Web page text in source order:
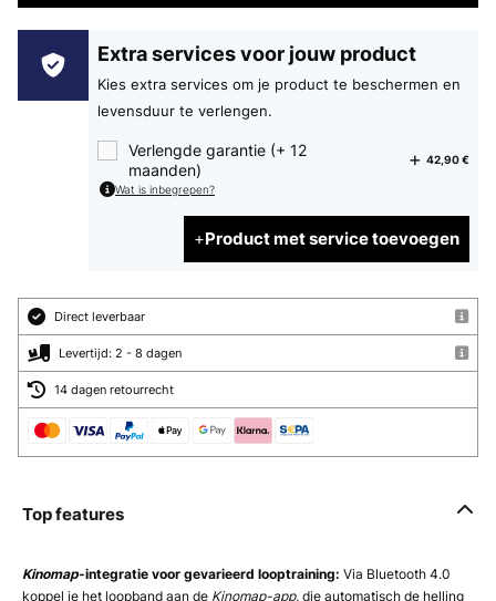
Extra services voor jouw product
Kies extra services om je product te beschermen en
levensduur te verlengen.
Verlengde garantie (+ 12
maanden)
42,90 €
Wat is inbegrepen?
Product met service toevoegen
Direct leverbaar
Levertijd: 2 - 8 dagen
14 dagen retourrecht
Top features
Kinomap-integratie voor gevarieerd looptraining: Via Bluetooth 4.0
koppel je het loopband aan de Kinomap-app, die automatisch de helling